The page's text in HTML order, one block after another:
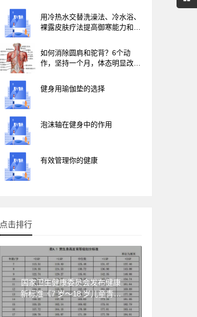
用冷热水交替洗澡法、冷水浴、
裸露皮肤疗法提高御寒能力和免
如何消除圆肩和驼背？6个动
作，坚持一个月，体态明显改
健身用瑜伽垫的选择
泡沫轴在健身中的作用
有效管理你的健康
点击排行
国家卫生健康委员会发布健康
新标准《7 岁～18 岁儿童青少
年身高发育等级评价》